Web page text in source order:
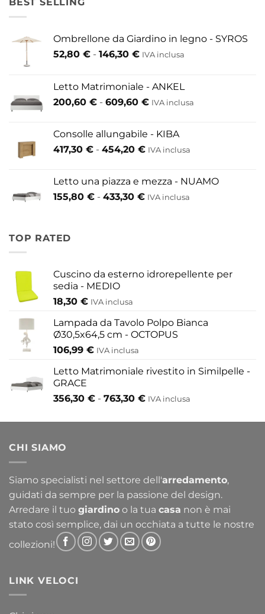
Ombrellone da Giardino in legno - SYROS
52,80 € - 146,30 €Fascia
da
52,80 €
146,30 €
IVA inclusa
Letto Matrimoniale - ANKEL
200,60 € - 609,60 €Fascia
da
200,60 €
609,60 €
IVA inclusa
Consolle allungabile - KIBA
417,30 € - 454,20 €Fascia
da
417,30 €
IVA inclusa
Letto una piazza e mezza - NUAMO
155,80 € - 433,30 €Fascia
433,30 €
IVA inclusa
TOP RATED
Cuscino da esterno idrorepellente per
sedia - MEDIO
18,30 € IVA inclusa
Lampada da Tavolo Polpo Bianca
Ø30,5x64,5 cm - OCTOPUS
106,99 € IVA inclusa
Letto Matrimoniale rivestito in Similpelle -
GRACE
356,30 € - 763,30 €Fascia
prezzo:
IVA inclusa
CHI SIAMO
Siamo specialisti nel settore dell'arredamento,
guidati da sempre per la passione del design.
Arredare il tuo giardino o la tua casa non è mai
stato così semplice, dai un occhiata a tutte le nostre
collezioni!
LINK VELOCI